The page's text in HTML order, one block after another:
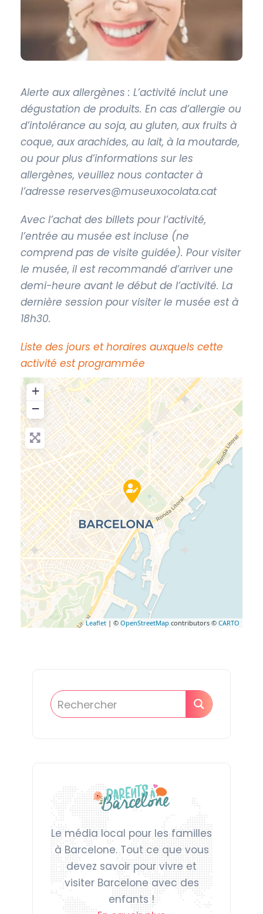
Alerte aux allergènes : L’activité inclut une
dégustation de produits. En cas d’allergie ou
d’intolérance au soja, au gluten, aux fruits à
coque, aux arachides, au lait, à la moutarde,
ou pour plus d’informations sur les
allergènes, veuillez nous contacter à
l’adresse reserves@museuxocolata.cat
Avec l’achat des billets pour l’activité,
l’entrée au musée est incluse (ne
comprend pas de visite guidée). Pour visiter
le musée, il est recommandé d’arriver une
demi-heure avant le début de l’activité. La
dernière session pour visiter le musée est à
18h30.
Liste des jours et horaires auxquels cette
activité est programmée
+
−
Leaflet | © OpenStreetMap contributors © CARTO
Le média local pour les familles
à Barcelone. Tout ce que vous
devez savoir pour vivre et
visiter Barcelone avec des
enfants !